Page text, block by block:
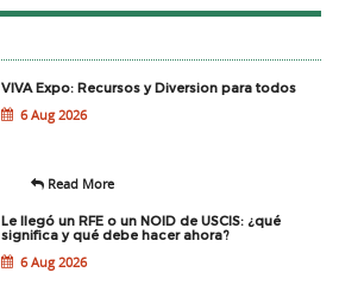
VIVA Expo: Recursos y Diversion para todos
6 Aug 2026
Read More
Le llegó un RFE o un NOID de USCIS: ¿qué
significa y qué debe hacer ahora?
6 Aug 2026